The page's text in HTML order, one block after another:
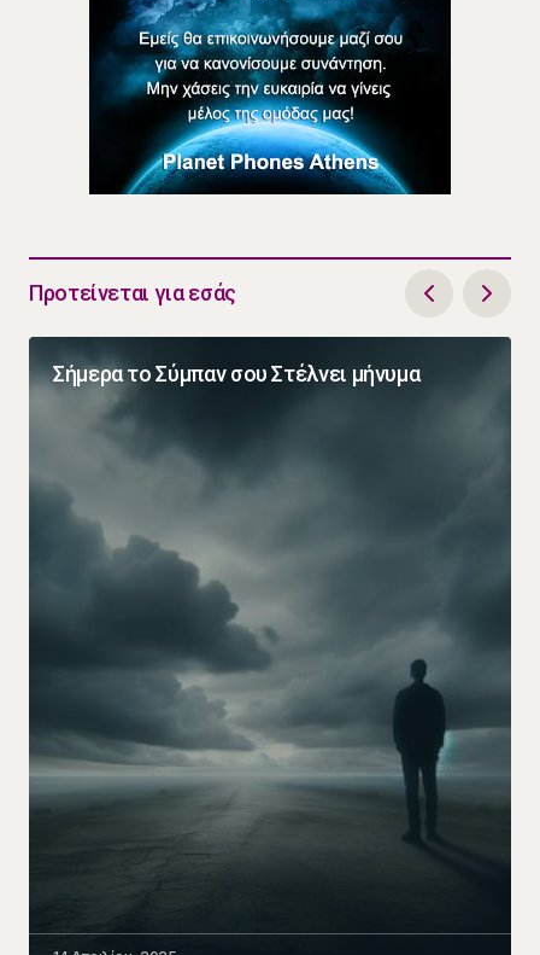
Προτείνεται για εσάς
Σήμερα το Σύμπαν σου Στέλνει μήνυμα